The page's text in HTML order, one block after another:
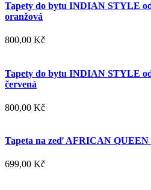
Tapety do bytu INDIAN STYLE
oranžová
800,00 Kč
Tapety do bytu INDIAN STYLE
červená
800,00 Kč
Tapeta na zeď AFRICAN QUEEN
699,00 Kč